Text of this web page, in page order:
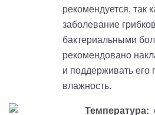
рекомендуется, так
заболевание
бактериальными
рекомендовано
и поддерживать его
влажность.
Температура: